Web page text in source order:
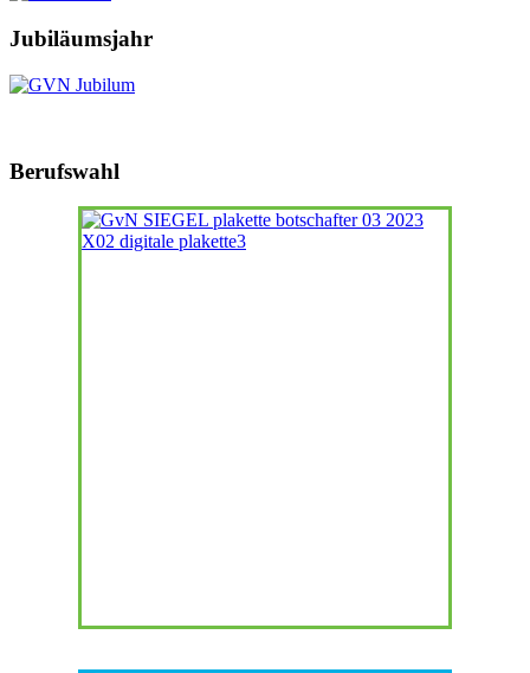
Jubiläumsjahr
Berufswahl